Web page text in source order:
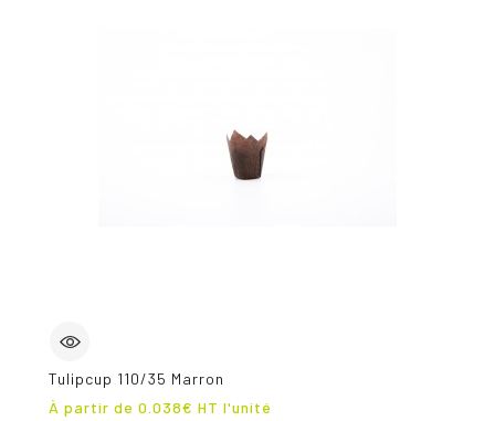
Tulipcup 110/35 Marron
À partir de 0.038€ HT l'unité